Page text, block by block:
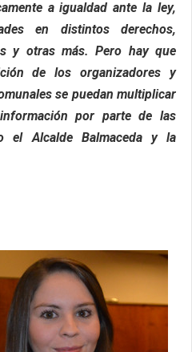
a igualdad ante la ley,
en distintos derechos,
y otras más. Pero hay que
de los organizadores y
se puedan multiplicar
por parte de las
el Alcalde Balmaceda y la